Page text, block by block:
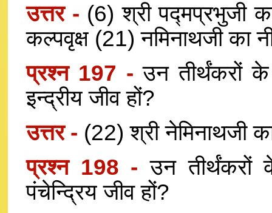
उत्तर - (6) श्री पद्मप्रभुजी
कल्पवृक्ष (21) नमिनाथजी का
प्रश्न 197 -उन तीर्थंकरों
इन्द्रीय जीव हों?
उत्तर - (22) श्री नेमिनाथजी
प्रश्न 198 -उन तीर्थंकरों
पंचेन्द्रिय जीव हों?